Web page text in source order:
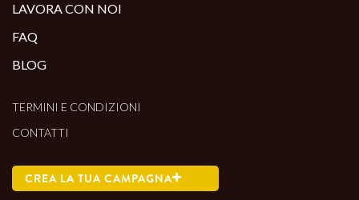
LAVORA CON NOI
FAQ
BLOG
TERMINI E CONDIZIONI
CONTATTI
CREA LA TUA CAMPAGNA